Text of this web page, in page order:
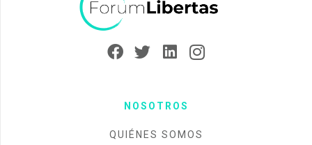
NOSOTROS
QUIÉNES SOMOS